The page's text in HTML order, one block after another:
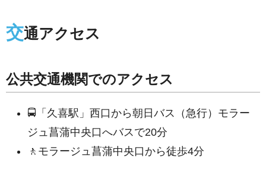
交通アクセス
公共交通機関でのアクセス
🚍「久喜駅」西口から朝日バス（急行）モラー
ジュ菖蒲中央口へバスで20分
🚶モラージュ菖蒲中央口から徒歩4分